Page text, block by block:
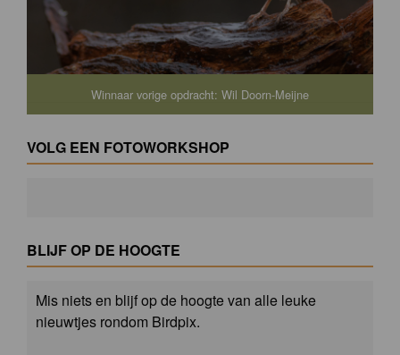
Winnaar vorige opdracht: Wil Doorn-Meijne
VOLG EEN FOTOWORKSHOP
BLIJF OP DE HOOGTE
Mis niets en blijf op de hoogte van alle leuke
nieuwtjes rondom Birdpix.